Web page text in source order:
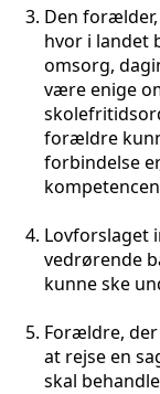
Den
hvor i landet
omsorg,
være enige
forældre
forbindelse
Lovforslaget
vedrørende
kunne ske
Forældre,
at rejse en
skal